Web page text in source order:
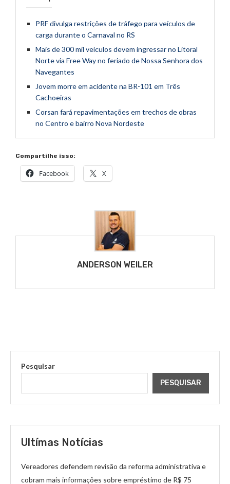
PRF divulga restrições de tráfego para veículos de
carga durante o Carnaval no RS
Mais de 300 mil veículos devem ingressar no Litoral
Norte via Free Way no feriado de Nossa Senhora dos
Navegantes
Jovem morre em acidente na BR-101 em Três
Cachoeiras
Corsan fará repavimentações em trechos de obras
no Centro e bairro Nova Nordeste
Compartilhe isso:
Facebook X
ANDERSON WEILER
Pesquisar
PESQUISAR
Ultímas Notícias
Vereadores defendem revisão da reforma administrativa e
cobram mais informações sobre empréstimo de R$ 75